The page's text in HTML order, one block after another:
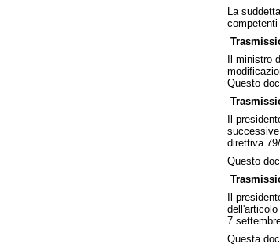
La
competenti
Il ministro
Questo
Il
direttiva
Questo
Il
7
Questa